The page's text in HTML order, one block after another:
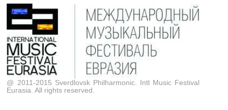
@ 2011-2015 Sverdlovsk Philharmonic. Intl Music Festival
Eurasia. All rights reserved.